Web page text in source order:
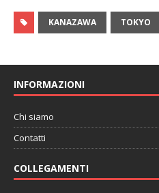
KANAZAWA TOKYO
INFORMAZIONI
Chi siamo
Contatti
COLLEGAMENTI